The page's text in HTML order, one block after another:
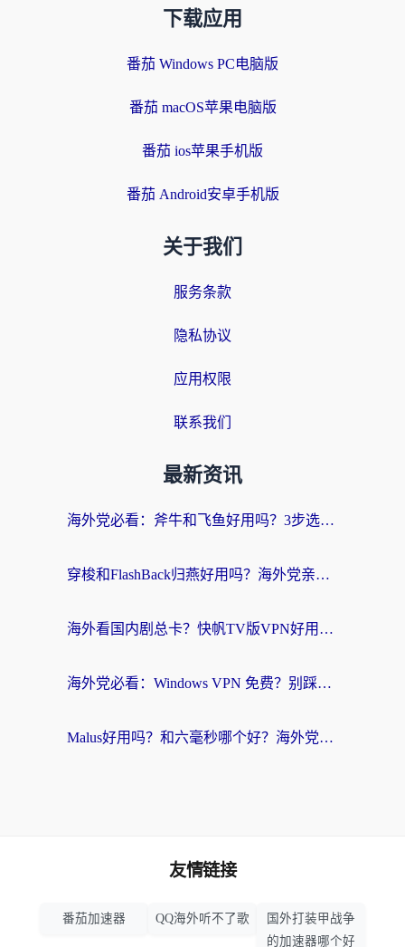
下载应用
番茄 Windows PC电脑版
番茄 macOS苹果电脑版
番茄 ios苹果手机版
番茄 Android安卓手机版
关于我们
服务条款
隐私协议
应用权限
联系我们
最新资讯
海外党必看：斧牛和飞鱼好用吗？3步选对回国加速器，无缝刷剧玩国服
穿梭和FlashBack归燕好用吗？海外党亲测3款热门回国加速器，教你选对不踩坑
海外看国内剧总卡？快帆TV版VPN好用吗？和快滚VPN对比哪个回国效果更好？
海外党必看：Windows VPN 免费？别踩坑！教你选对好用的国内加速器无缝回国
Malus好用吗？和六毫秒哪个好？海外党选回国加速器的避坑指南
友情链接
番茄加速器 QQ海外听不了歌
国外打装甲战争
的加速器哪个好